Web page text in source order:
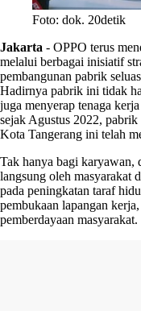
Foto: dok. 20detik
Jakarta - OPPO terus
melalui berbagai inisiatif
pembangunan pabrik
Hadirnya pabrik ini tidak
juga menyerap tenaga
sejak Agustus 2022,
Kota Tangerang ini telah
Tak hanya bagi karyawan,
langsung oleh masyarakat
pada peningkatan taraf
pembukaan lapangan
pemberdayaan masyarakat.